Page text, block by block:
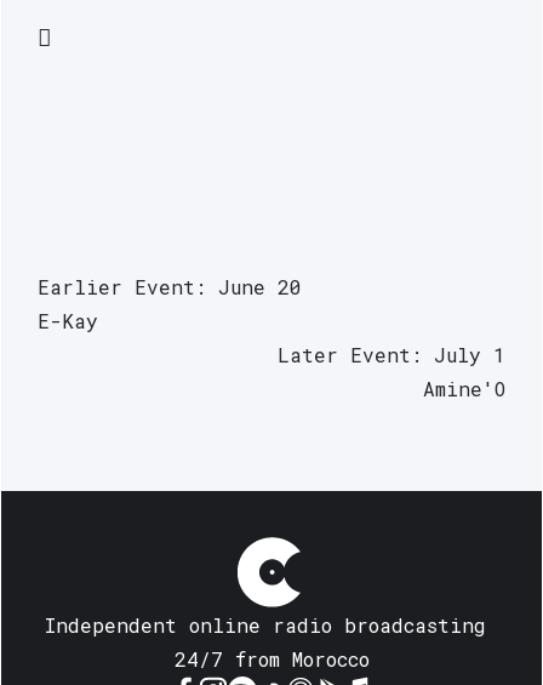
Earlier Event: June 20
E-Kay
Later Event: July 1
Amine'O
Independent online radio broadcasting
24/7 from Morocco